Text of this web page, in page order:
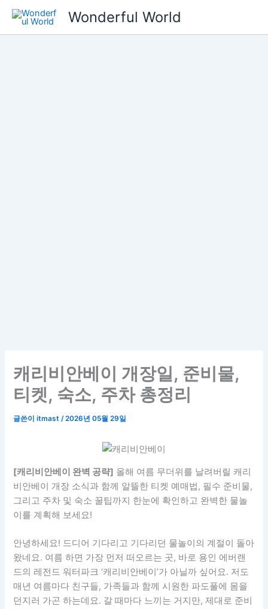
츠
Wonderful World
캐리비안베이 개장일, 준비물,
티켓, 숙소, 주차 총정리
글쓴이itmast/2026년 05월 29일
[캐리비안베이 완벽 공략] 올해 여름 무더위를 날려버릴 캐리
비안베이 개장 소식과 함께 알뜰한 티켓 예매법, 필수 준비물,
그리고 주차 및 숙소 꿀팁까지 한눈에 확인하고 완벽한 물놀
이를 계획해 보세요!
안녕하세요! 드디어 기다리고 기다리던 물놀이의 계절이 돌아
왔네요. 여름 하면 가장 먼저 떠오르는 곳, 바로 용인 에버랜
드의 레전드 워터파크 ‘캐리비안베이’가 아닐까 싶어요. 저도
매년 여름마다 친구들, 가족들과 함께 시원한 파도풀에 몸을
던지러 가곤 하는데요. 갈 때마다 느끼는 거지만, 제대로 준비